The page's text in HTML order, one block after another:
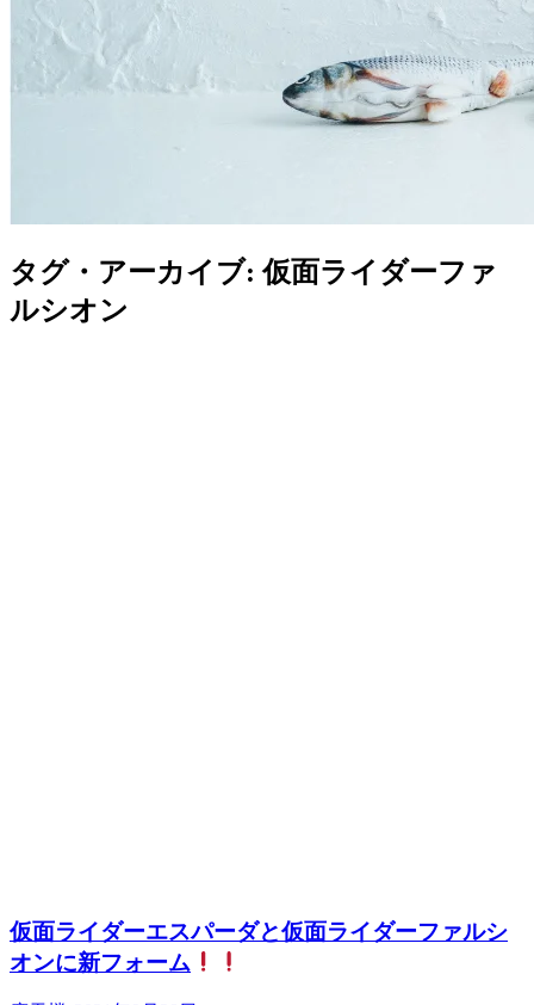
タグ・アーカイブ:仮面ライダーファ
ルシオン
仮面ライダーエスパーダと仮面ライダーファルシ
オンに新フォーム